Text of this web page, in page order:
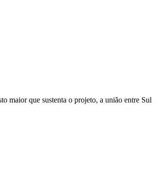
maior que sustenta o projeto, a união entre Sul